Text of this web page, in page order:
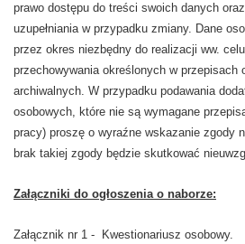
prawo dostępu do treści swoich danych
uzupełniania w przypadku zmiany. Dane
przez okres niezbędny do realizacji ww.
przechowywania określonych w przepisach
archiwalnych. W przypadku podawania
osobowych, które nie są wymagane
pracy) proszę o wyraźne wskazanie zgody
brak takiej zgody będzie skutkować
Załączniki do ogłoszenia o naborze:
Załącznik nr 1 - Kwestionariusz osobowy.